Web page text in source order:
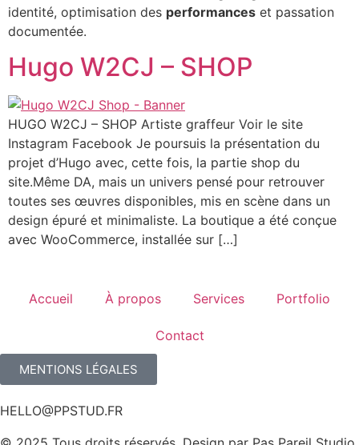
identité, optimisation des performances et passation
documentée.
Hugo W2CJ – SHOP
HUGO W2CJ – SHOP Artiste graffeur Voir le site
Instagram Facebook Je poursuis la présentation du
projet d’Hugo avec, cette fois, la partie shop du
site.Même DA, mais un univers pensé pour retrouver
toutes ses œuvres disponibles, mis en scène dans un
design épuré et minimaliste. La boutique a été conçue
avec WooCommerce, installée sur […]
Accueil À propos Services Portfolio
Contact
MENTIONS LÉGALES
HELLO@PPSTUD.FR